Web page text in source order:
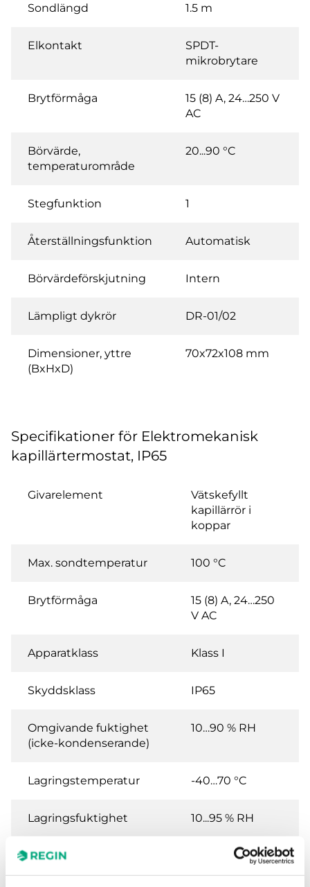
Sondlängd 1.5 m
Elkontakt
SPDT-
mikrobrytare
Brytförmåga
15 (8) A, 24…250 V
AC
Börvärde,
temperaturområde
20...90 °C
Stegfunktion 1
Återställningsfunktion Automatisk
Börvärdeförskjutning Intern
Lämpligt dykrör DR-01/02
Dimensioner, yttre
(BxHxD)
70x72x108 mm
Specifikationer för Elektromekanisk
kapillärtermostat, IP65
Givarelement
Vätskefyllt
kapillärrör i
koppar
Max. sondtemperatur 100 °C
Brytförmåga
15 (8) A, 24…250
V AC
Apparatklass Klass I
Skyddsklass IP65
Omgivande fuktighet
(icke-kondenserande)
10…90 % RH
Lagringstemperatur -40…70 °C
Lagringsfuktighet 10...95 % RH
Vikt, inkl. förpackning